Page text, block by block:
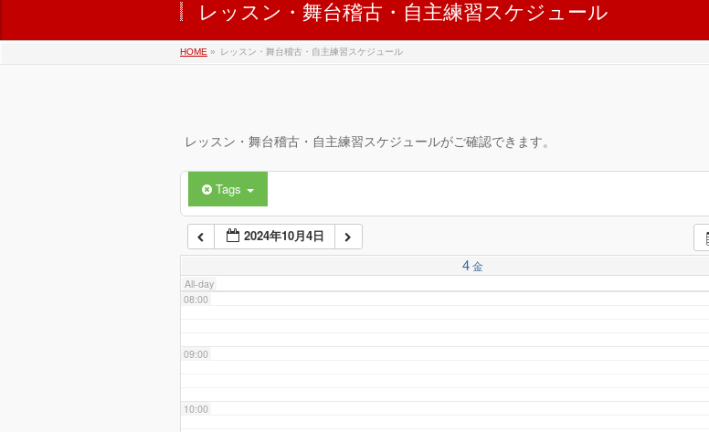
レッスン・舞台稽古・自主練習スケジュール
HOME » レッスン・舞台稽古・自主練習スケジュール
レッスン・舞台稽古・自主練習スケジュールがご確認できます。
Tags
2024年10月4日
4 金
All-day
03:00
05:00
06:00
07:00
08:00
09:00
10:00